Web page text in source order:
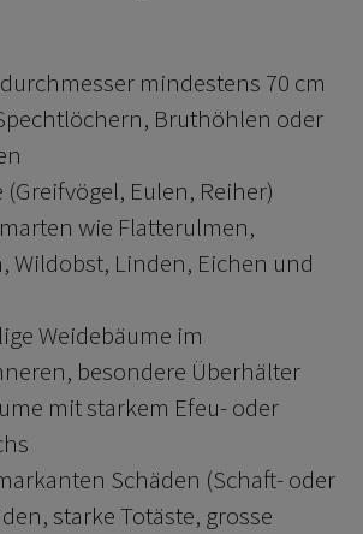
mindestens 70 cm
Bruthöhlen oder
Eulen, Reiher)
wie Flatterulmen,
Wildobst, Linden, Eichen und
Weidebäume im
besondere Überhälter
mit starkem Efeu- oder
Schäden (Schaft- oder
starke Totäste, grosse